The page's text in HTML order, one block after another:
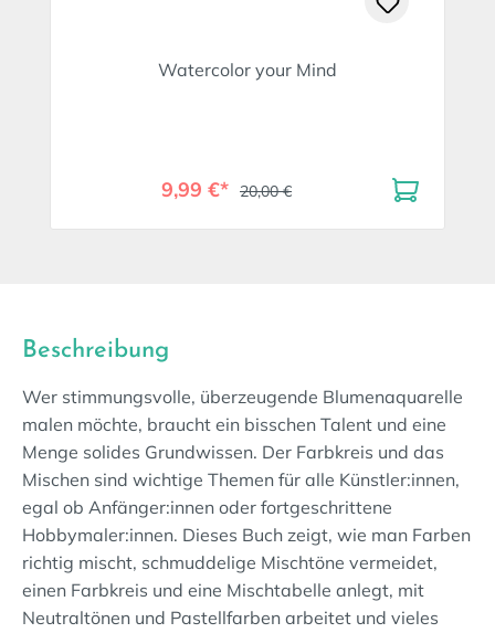
Watercolor your Mind
9,99 €* 20,00 €
Beschreibung
Wer stimmungsvolle, überzeugende Blumenaquarelle
malen möchte, braucht ein bisschen Talent und eine
Menge solides Grundwissen. Der Farbkreis und das
Mischen sind wichtige Themen für alle Künstler:innen,
egal ob Anfänger:innen oder fortgeschrittene
Hobbymaler:innen. Dieses Buch zeigt, wie man Farben
richtig mischt, schmuddelige Mischtöne vermeidet,
einen Farbkreis und eine Mischtabelle anlegt, mit
Neutraltönen und Pastellfarben arbeitet und vieles